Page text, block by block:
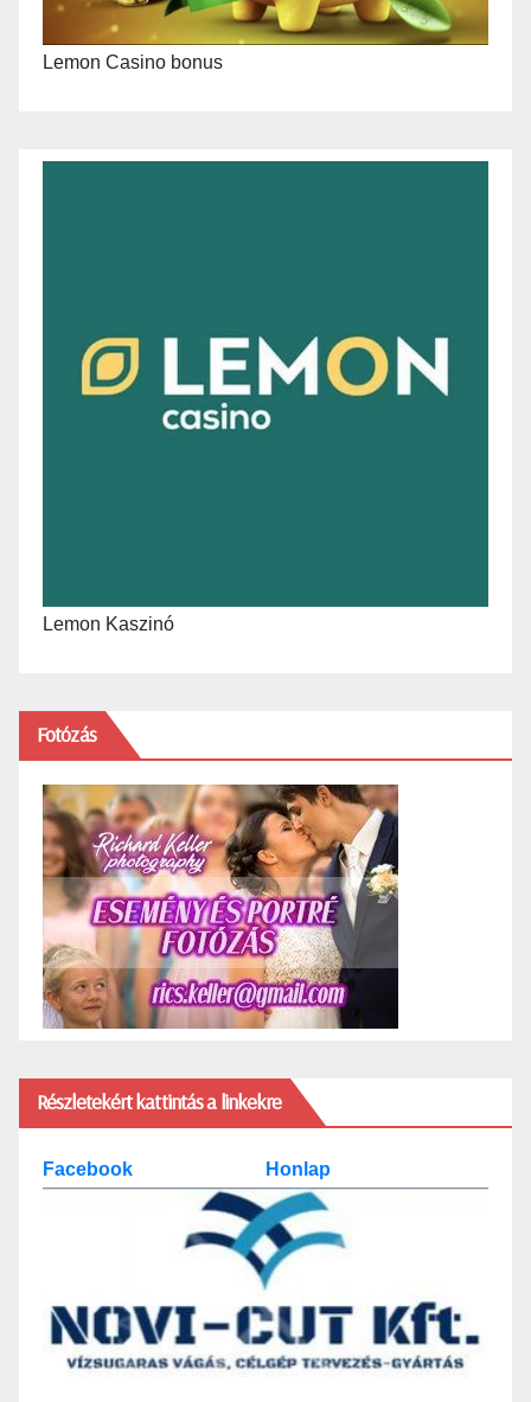
Lemon Casino bonus
Lemon Kaszinó
Fotózás
Részletekért kattintás a linkekre
Facebook Honlap